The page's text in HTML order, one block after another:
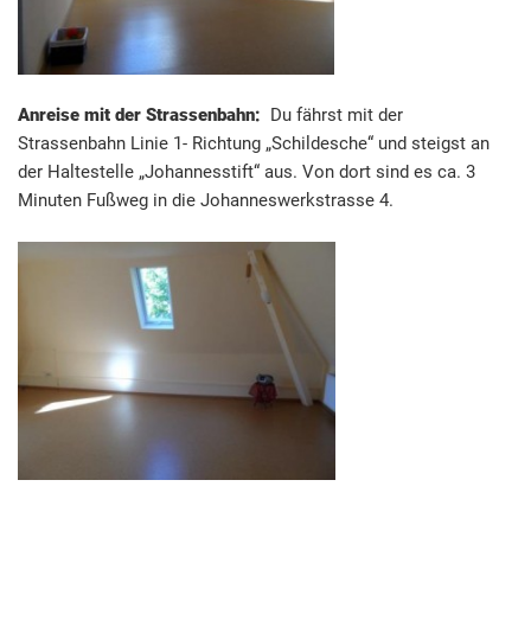
Anreise mit der Strassenbahn: Du fährst mit der
Strassenbahn Linie 1- Richtung „Schildesche“ und steigst an
der Haltestelle „Johannesstift“ aus. Von dort sind es ca. 3
Minuten Fußweg in die Johanneswerkstrasse 4.